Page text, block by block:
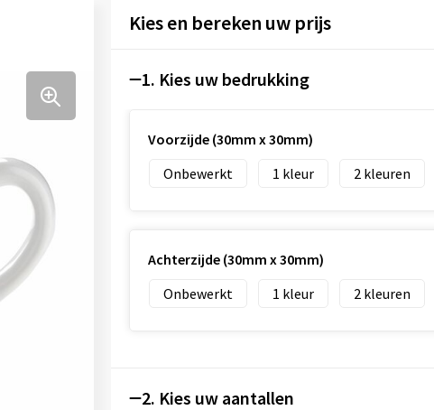
Kies en bereken uw prijs
1. Kies uw bedrukking
Voorzijde (30mm x 30mm)
Onbewerkt
1 2
Achterzijde (30mm x 30mm)
Onbewerkt
1 2
2. Kies uw aantallen